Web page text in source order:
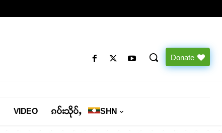
Donate
VIDEO ၵပ်းသိုပ်ႇ SHN